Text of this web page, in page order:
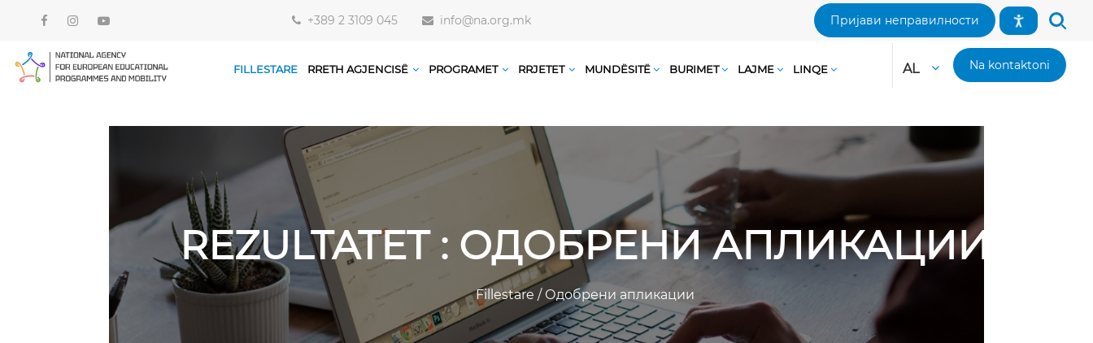
+389 2 3109 045 info@na.org.mk Пријави неправилности
FILLESTARE RRETH AGJENCISË PROGRAMET RRJETET MUNDËSITË BURIMET LAJME LINQE AL Na kontaktoni
REZULTATET : ОДОБРЕНИ АПЛИКАЦИИ
Fillestare /Одобрени апликации